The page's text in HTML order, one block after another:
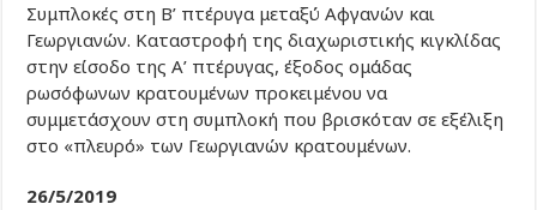
Συμπλοκές στη Β’ πτέρυγα μεταξύ Αφγανών και
Γεωργιανών. Καταστροφή της διαχωριστικής κιγκλίδας
στην είσοδο της Α’ πτέρυγας, έξοδος ομάδας
ρωσόφωνων κρατουμένων προκειμένου να
συμμετάσχουν στη συμπλοκή που βρισκόταν σε εξέλιξη
στο «πλευρό» των Γεωργιανών κρατουμένων.
26/5/2019